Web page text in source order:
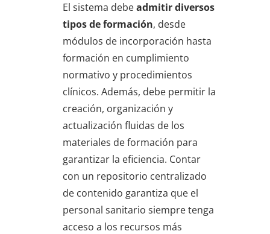
El sistema debeadmitir diversos
tipos de formación, desde
módulos de incorporación hasta
formación en cumplimiento
normativo y procedimientos
clínicos. Además, debe permitir la
creación, organización y
actualización fluidas de los
materiales de formación para
garantizar la eficiencia. Contar
con un repositorio centralizado
de contenido garantiza que el
personal sanitario siempre tenga
acceso a los recursos más